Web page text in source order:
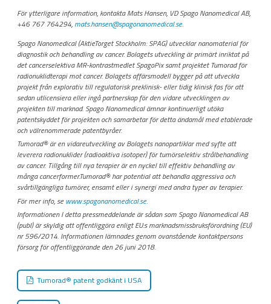
För ytterligare information, kontakta Mats Hansen, VD Spago Nanomedical AB,
+46 767 764294, mats.hansen@spagonanomedical.se.
Spago Nanomedical (AktieTorget Stockholm: SPAG) utvecklar nanomaterial för
diagnostik och behandling av cancer. Bolagets utveckling är primärt inriktat på
det cancerselektiva MR-kontrastmedlet SpagoPix samt projektet Tumorad för
radionuklidterapi mot cancer. Bolagets affärsmodell bygger på att utveckla
projekt från explorativ till regulatorisk preklinisk- eller tidig klinisk fas för att
sedan utlicensiera eller ingå partnerskap för den vidare utvecklingen av
projekten till marknad. Spago Nanomedical ämnar kontinuerligt utöka
patentskyddet för projekten och samarbetar för detta ändamål med etablerade
och välrenommerade patentbyråer.
Tumorad®är en vidareutveckling av Bolagets nanopartiklar med syfte att
leverera radionuklider (radioaktiva isotoper) för tumörselektiv strålbehandling
av cancer. Tillgång till nya terapier är en nyckel till effektiv behandling av
många cancerformer.Tumorad® har potential att behandla aggressiva och
svårtillgängliga tumörer, ensamt eller i synergi med andra typer av terapier.
För mer info, sewww.spagonanomedical.se.
Informationen I detta pressmeddelande är sådan som Spago Nanomedical AB
(publ) är skyldig att offentliggöra enligt EU:s marknadsmissbruksförordning (EU)
nr 596/2014. Informationen lämnades genom ovanstående kontaktpersons
försorg för offentliggörande den 26 juni 2018.
Tumorad® patent godkänt i USA